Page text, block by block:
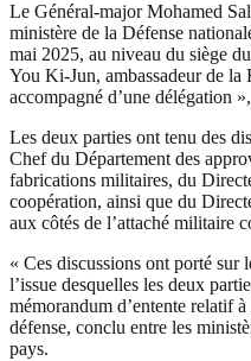
Le Général-major Mohamed
ministère de la Défense
mai 2025, au niveau du siège
You Ki-Jun, ambassadeur de
accompagné d’une délégation
Les deux parties ont tenu des
Chef du Département des
fabrications militaires, du
coopération, ainsi que du
aux côtés de l’attaché militaire
« Ces discussions ont porté sur
l’issue desquelles les deux
mémorandum d’entente relatif
défense, conclu entre les
pays.